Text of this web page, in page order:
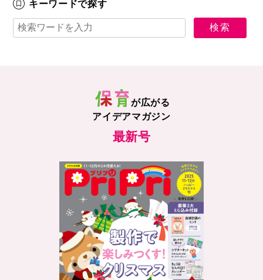
キーワードで探す
が広がる
アイデアマガジン
最新号